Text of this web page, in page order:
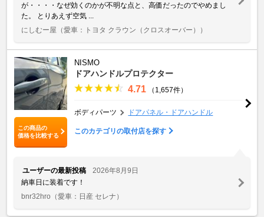
が・・・・なぜ効くのかが不明な点と、高価だったのでやめまし
た。 とりあえず空気 ...
にしむー屋 （愛車：トヨタ クラウン（クロスオーバー））
この商品の
価格を比較する
NISMO
ドアハンドルプロテクター
4.71 （1,657件）
ボディパーツ ドアパネル・ドアハンドル
このカテゴリの取付店を探す
ユーザーの最新投稿
2026年8月9日
納車日に装着です！
bnr32hro （愛車：日産 セレナ）